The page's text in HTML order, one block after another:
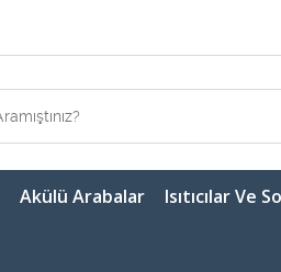
Akülü Arabalar Isıtıcılar Ve